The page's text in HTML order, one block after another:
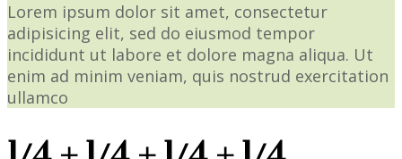
Lorem ipsum dolor sit amet, consectetur
adipisicing elit, sed do eiusmod tempor
incididunt ut labore et dolore magna aliqua. Ut
enim ad minim veniam, quis nostrud exercitation
ullamco